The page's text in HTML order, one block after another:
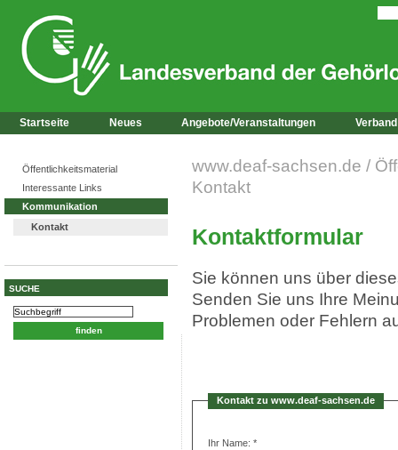
Startseite Neues Angebote/Veranstaltungen Verband
Öffentlichkeitsmaterial
Interessante Links
Kommunikation
Kontakt
SUCHE
www.deaf-sachsen.de /
Kontakt
Kontaktformular
Sie können uns über
Senden Sie uns Ihre
Problemen oder Fehlern
Kontakt zu www.deaf-sachsen.de
Ihr Name: *